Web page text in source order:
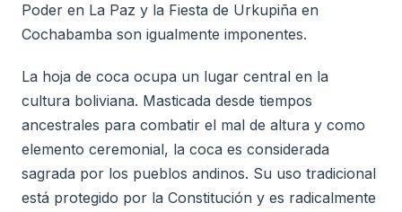
Poder en La Paz y la Fiesta de Urkupiña en
Cochabamba son igualmente imponentes.
La hoja de coca ocupa un lugar central en la
cultura boliviana. Masticada desde tiempos
ancestrales para combatir el mal de altura y como
elemento ceremonial, la coca es considerada
sagrada por los pueblos andinos. Su uso tradicional
está protegido por la Constitución y es radicalmente